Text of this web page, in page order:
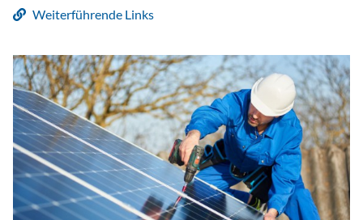
Weiterführende Links